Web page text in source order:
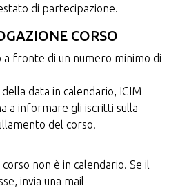
di partecipazione.
CORSO
a fronte di un numero minimo di
data in calendario, ICIM
a informare gli iscritti sulla
del corso.
non è in calendario. Se il
invia una mail